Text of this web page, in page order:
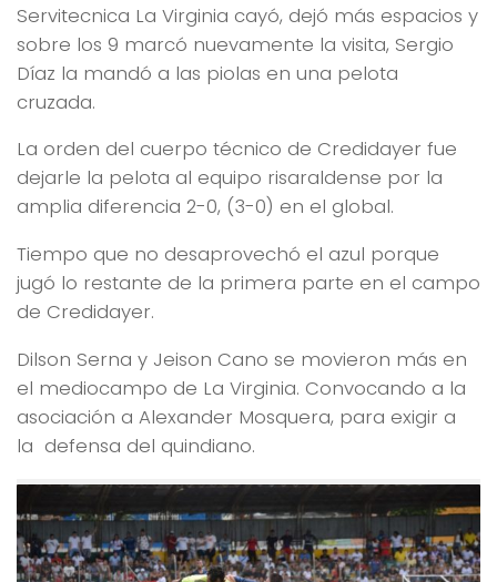
Servitecnica La Virginia cayó, dejó más espacios y
sobre los 9 marcó nuevamente la visita, Sergio
Díaz la mandó a las piolas en una pelota
cruzada.
La orden del cuerpo técnico de Credidayer fue
dejarle la pelota al equipo risaraldense por la
amplia diferencia 2-0, (3-0) en el global.
Tiempo que no desaprovechó el azul porque
jugó lo restante de la primera parte en el campo
de Credidayer.
Dilson Serna y Jeison Cano se movieron más en
el mediocampo de La Virginia. Convocando a la
asociación a Alexander Mosquera, para exigir a
la defensa del quindiano.